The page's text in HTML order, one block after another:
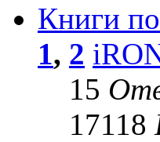
Книги
1, 2
15
17118